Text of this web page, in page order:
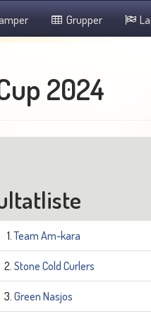
Grupper
2024
1.Team Am-kara
2. Stone Cold Curlers
3. Green Nasjos